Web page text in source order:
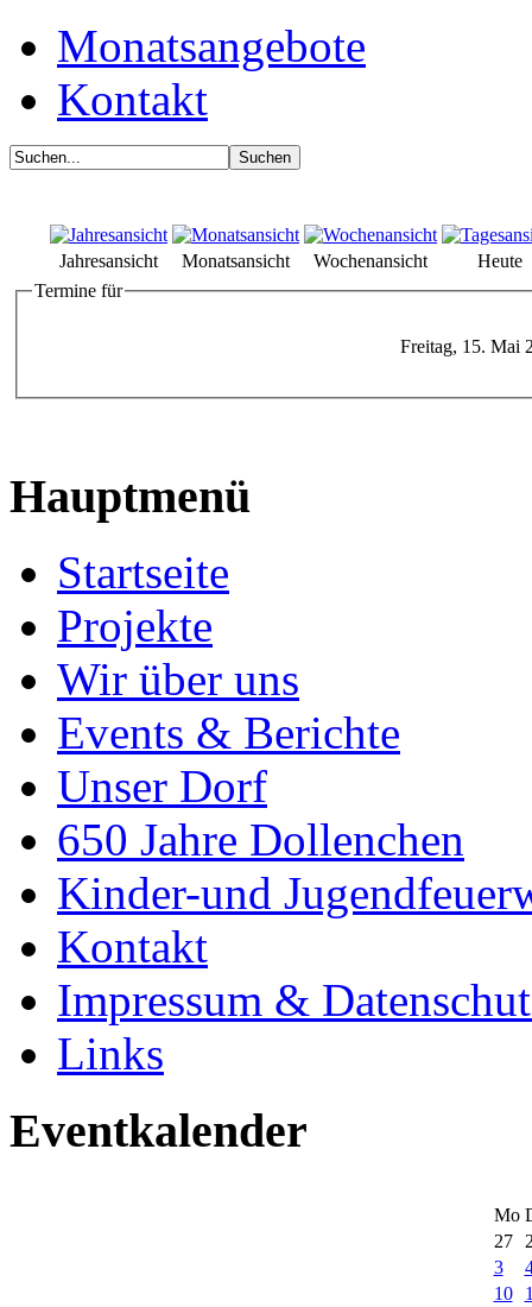
Monatsangebote
Kontakt
Jahresansicht Monatsansicht Wochenansicht
Heute
Termine für
Freitag, 15. Mai
Hauptmenü
Startseite
Projekte
Wir über uns
Events & Berichte
Unser Dorf
650 Jahre Dollenchen
Kinder-und
Kontakt
Impressum &
Links
Eventkalender
Mo
27
3
10